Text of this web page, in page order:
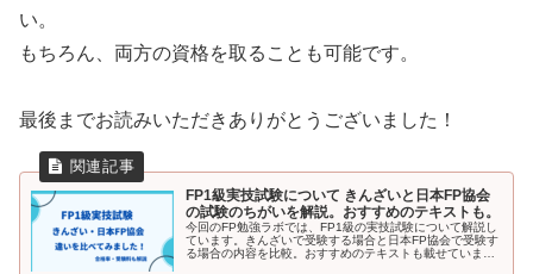
い。
もちろん、両方の資格を取ることも可能です。
最後までお読みいただきありがとうございました！
FP1級実技試験について きんざいと日本FP協会
の試験のちがいを解説。おすすめのテキストも。
今回のFP勉強ラボでは、FP1級の実技試験について解説し
ています。きんざいで受験する場合と日本FP協会で受験す
る場合の内容を比較。おすすめのテキストも載せていま